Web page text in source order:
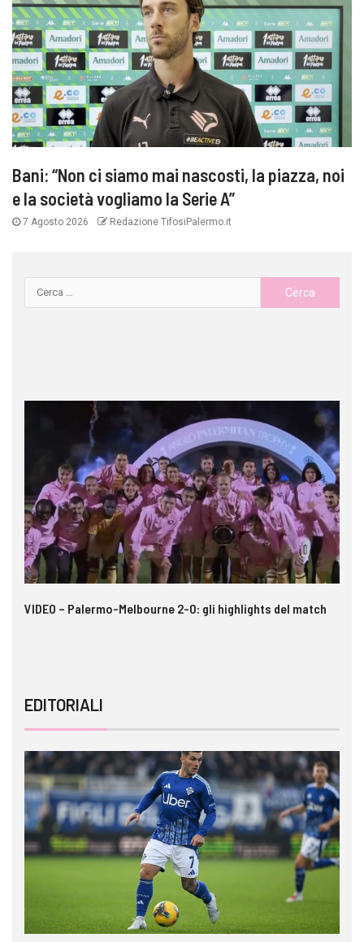
Bani: “Non ci siamo mai nascosti, la piazza, noi
e la società vogliamo la Serie A”
7 Agosto 2026 Redazione TifosiPalermo.it
VIDEO – Palermo-Melbourne 2-0: gli highlights del match
EDITORIALI